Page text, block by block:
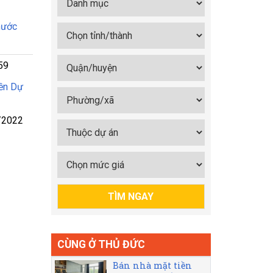
Dự
CÙNG Ở THỦ ĐỨC
Bán nhà mặt tiền